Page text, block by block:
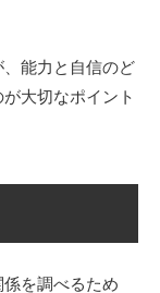
能力と自信のど
大切なポイント
を調べるため